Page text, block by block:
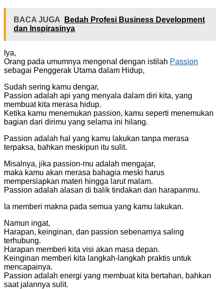
BACA JUGA
Bedah Profesi Business Development
dan Inspirasinya
Iya,
Orang pada umumnya mengenal dengan istilah Passion
sebagai Penggerak Utama dalam Hidup,
Sudah sering kamu dengar,
Passion adalah api yang menyala dalam diri kita, yang
membuat kita merasa hidup.
Ketika kamu menemukan passion, kamu seperti menemukan
bagian dari dirimu yang selama ini hilang.
Passion adalah hal yang kamu lakukan tanpa merasa
terpaksa, bahkan meskipun itu sulit.
Misalnya, jika passion-mu adalah mengajar,
maka kamu akan merasa bahagia meski harus
mempersiapkan materi hingga larut malam.
Passion adalah alasan di balik tindakan dan harapanmu.
Ia memberi makna pada semua yang kamu lakukan.
Namun ingat,
Harapan, keinginan, dan passion sebenarnya saling
terhubung.
Harapan memberi kita visi akan masa depan.
Keinginan memberi kita langkah-langkah praktis untuk
mencapainya.
Passion adalah energi yang membuat kita bertahan, bahkan
saat jalannya sulit.